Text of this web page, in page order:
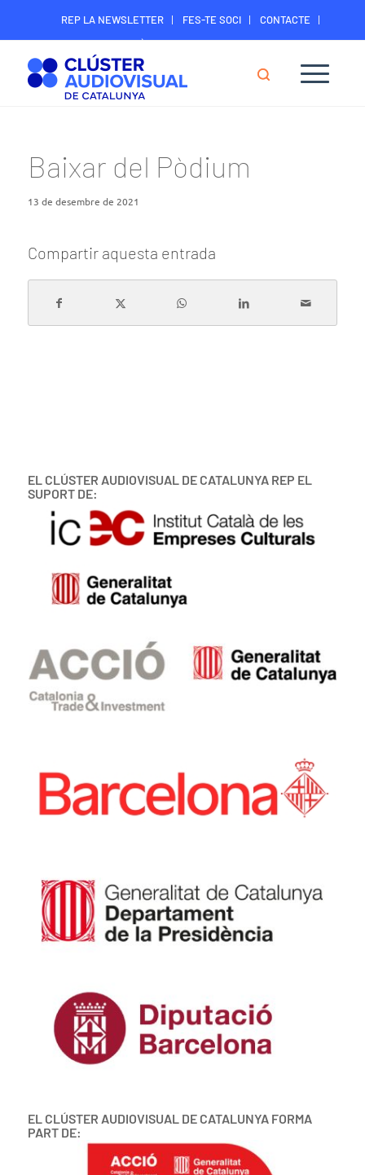
REP LA NEWSLETTER FES-TE SOCI
CONTACTE
ÀREA DIGITAL SOCIS
Baixar del Pòdium
13 de desembre de 2021
Compartir aquesta entrada
EL CLÚSTER AUDIOVISUAL DE CATALUNYA REP EL
SUPORT DE:
EL CLÚSTER AUDIOVISUAL DE CATALUNYA FORMA
PART DE: